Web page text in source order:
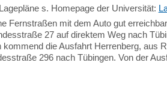
s. Homepage der Universität:
Fernstraßen mit dem Auto gut
27 auf direktem Weg nach
die Ausfahrt Herrenberg, aus
296 nach Tübingen. Von der